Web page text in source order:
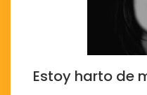
Estoy harto de